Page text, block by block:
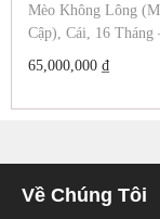
Mèo Không Lông
Cập), Cái, 16 Tháng
65,000,000 ₫
Về Chúng Tôi